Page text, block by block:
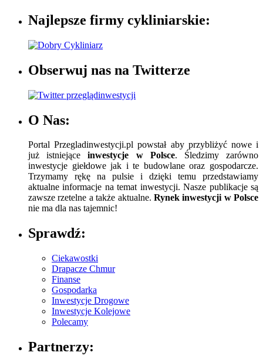
Najlepsze firmy cykliniarskie:
Obserwuj nas na Twitterze
O Nas:
Portal Przegladinwestycji.pl powstał aby przybliżyć nowe i
już istniejąceinwestycje w Polsce. Śledzimy zarówno
inwestycje giełdowe jak i te budowlane oraz gospodarcze.
Trzymamy rękę na pulsie i dzięki temu przedstawiamy
aktualne informacje na temat inwestycji. Nasze publikacje są
zawsze rzetelne a także aktualne. Rynek inwestycji w Polsce
nie ma dla nas tajemnic!
Sprawdź:
Ciekawostki
Drapacze Chmur
Finanse
Gospodarka
Inwestycje Drogowe
Inwestycje Kolejowe
Polecamy
Partnerzy: